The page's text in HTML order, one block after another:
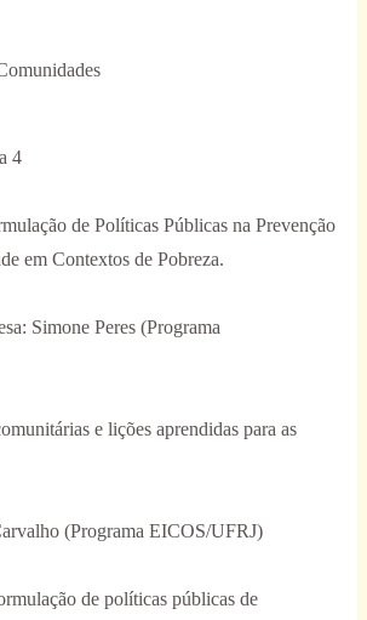
4
de Políticas Públicas na Prevenção
em Contextos de Pobreza.
Simone Peres (Programa
e lições aprendidas para as
(Programa EICOS/UFRJ)
de políticas públicas de